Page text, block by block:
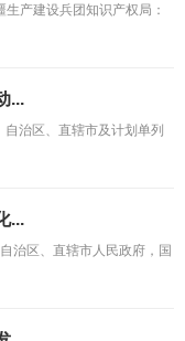
产建设兵团知识产权局：
...
治区、直辖市及计划单列
...
治区、直辖市人民政府，国